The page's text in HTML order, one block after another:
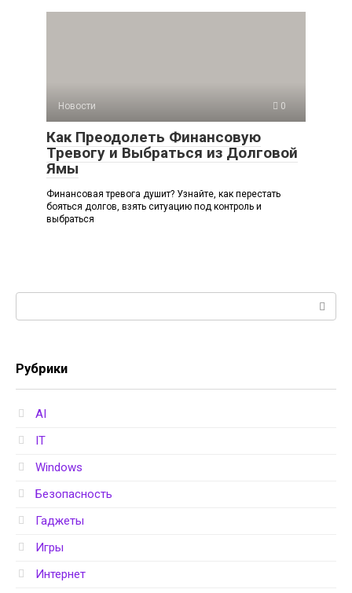
Новости 0
Как Преодолеть Финансовую
Тревогу и Выбраться из Долговой
Ямы
Финансовая тревога душит? Узнайте, как перестать
бояться долгов, взять ситуацию под контроль и
выбраться
Рубрики
AI
IT
Windows
Безопасность
Гаджеты
Игры
Интернет